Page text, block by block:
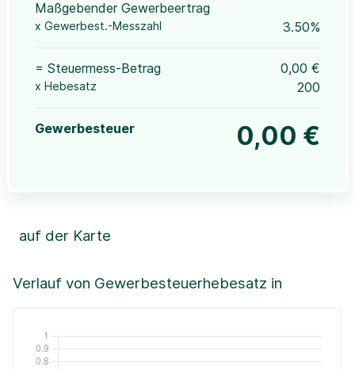
Maßgebender Gewerbeertrag
x Gewerbest.-Messzahl 3.50%
= Steuermess-Betrag 0,00 €
x Hebesatz 200
Gewerbesteuer 0,00 €
Verlauf von Gewerbesteuerhebesatz in
auf der Karte
+
Leaflet|©OpenStreetMap, ©CartoDB,